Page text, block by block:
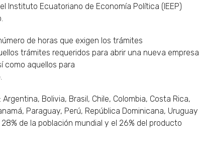
Instituto Ecuatoriano de Economía Política (IEEP)
de horas que exigen los trámites
trámites requeridos para abrir una nueva empresa
como aquellos para
Bolivia, Brasil, Chile, Colombia, Costa Rica,
Paraguay, Perú, República Dominicana, Uruguay
de la población mundial y el 26% del producto